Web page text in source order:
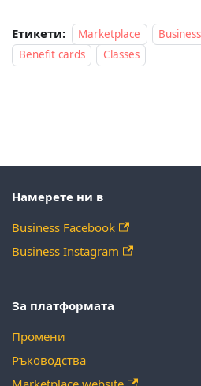
Етикети: Marketplace
Benefit cards
Classes
Намерете ни в
Business Facebook
Business Instagram
За платформата
Промени
Ръководства